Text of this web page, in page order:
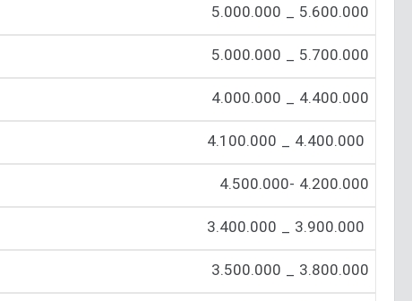
5.600.000 _ 5.000.000
5.700.000 _ 5.000.000
4.400.000 _ 4.000.000
4.200.000 -4.500.000
3.800.000 _ 3.500.000